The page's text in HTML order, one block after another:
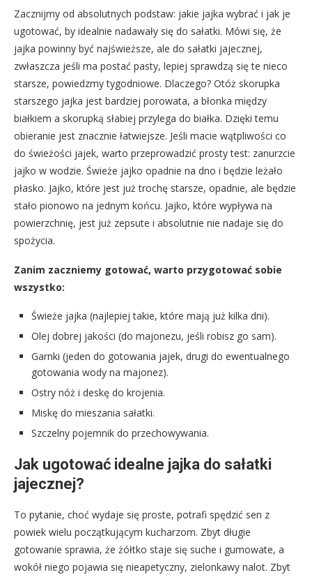
Zacznijmy od absolutnych podstaw: jakie jajka wybrać i jak je
ugotować, by idealnie nadawały się do sałatki. Mówi się, że
jajka powinny być najświeższe, ale do sałatki jajecznej,
zwłaszcza jeśli ma postać pasty, lepiej sprawdzą się te nieco
starsze, powiedzmy tygodniowe. Dlaczego? Otóż skorupka
starszego jajka jest bardziej porowata, a błonka między
białkiem a skorupką słabiej przylega do białka. Dzięki temu
obieranie jest znacznie łatwiejsze. Jeśli macie wątpliwości co
do świeżości jajek, warto przeprowadzić prosty test: zanurzcie
jajko w wodzie. Świeże jajko opadnie na dno i będzie leżało
płasko. Jajko, które jest już trochę starsze, opadnie, ale będzie
stało pionowo na jednym końcu. Jajko, które wypływa na
powierzchnię, jest już zepsute i absolutnie nie nadaje się do
spożycia.
Zanim zaczniemy gotować, warto przygotować sobie
wszystko:
Świeże jajka (najlepiej takie, które mają już kilka dni).
Olej dobrej jakości (do majonezu, jeśli robisz go sam).
Garnki (jeden do gotowania jajek, drugi do ewentualnego
gotowania wody na majonez).
Ostry nóż i deskę do krojenia.
Miskę do mieszania sałatki.
Szczelny pojemnik do przechowywania.
Jak ugotować idealne jajka do sałatki
jajecznej?
To pytanie, choć wydaje się proste, potrafi spędzić sen z
powiek wielu początkującym kucharzom. Zbyt długie
gotowanie sprawia, że żółtko staje się suche i gumowate, a
wokół niego pojawia się nieapetyczny, zielonkawy nalot. Zbyt